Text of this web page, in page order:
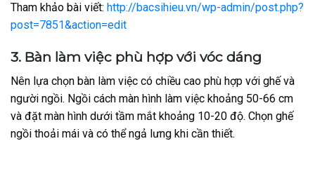
Tham khảo bài viết: http://bacsihieu.vn/wp-admin/post.php?
post=7851&action=edit
3. Bàn làm việc phù hợp với vóc dáng
Nên lựa chọn bàn làm việc có chiều cao phù hợp với ghế và
người ngồi. Ngồi cách màn hình làm việc khoảng 50-66 cm
và đặt màn hình dưới tầm mắt khoảng 10-20 độ. Chọn ghế
ngồi thoải mái và có thể ngả lưng khi cần thiết.